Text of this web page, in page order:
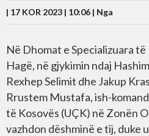
| 17 KOR 2023 | 10:06 | Nga
Në Dhomat e Specializuara të
Hagë, në gjykimin ndaj
Rexhep Selimit dhe Jakup
Rrustem Mustafa, ish-
të Kosovës (UÇK) në Zonën
vazhdon dëshminë e tij, duke